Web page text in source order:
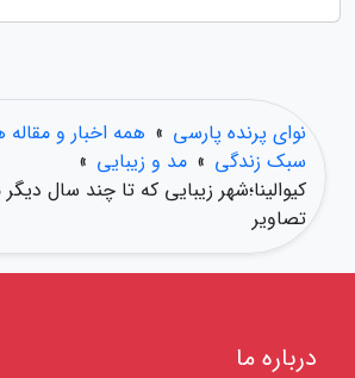
نوای پرنده پارسی » همه اخبار و مقاله
سبک زندگی » مد و زیبایی »
کیوالینا؛شهر زیبایی که تا چند سال
تصاویر
درباره ما